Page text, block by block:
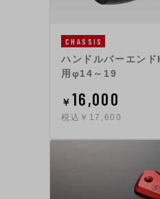
CHASSIS
ハンドルバーエン
用φ14～19
￥ 16,000
税込￥17,600